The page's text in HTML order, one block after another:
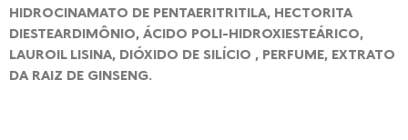
HIDROCINAMATO DE PENTAERITRITILA, HECTORITA
DIESTEARDIMÔNIO, ÁCIDO POLI-HIDROXIESTEÁRICO,
LAUROIL LISINA, DIÓXIDO DE SILÍCIO , PERFUME, EXTRATO
DA RAIZ DE GINSENG.